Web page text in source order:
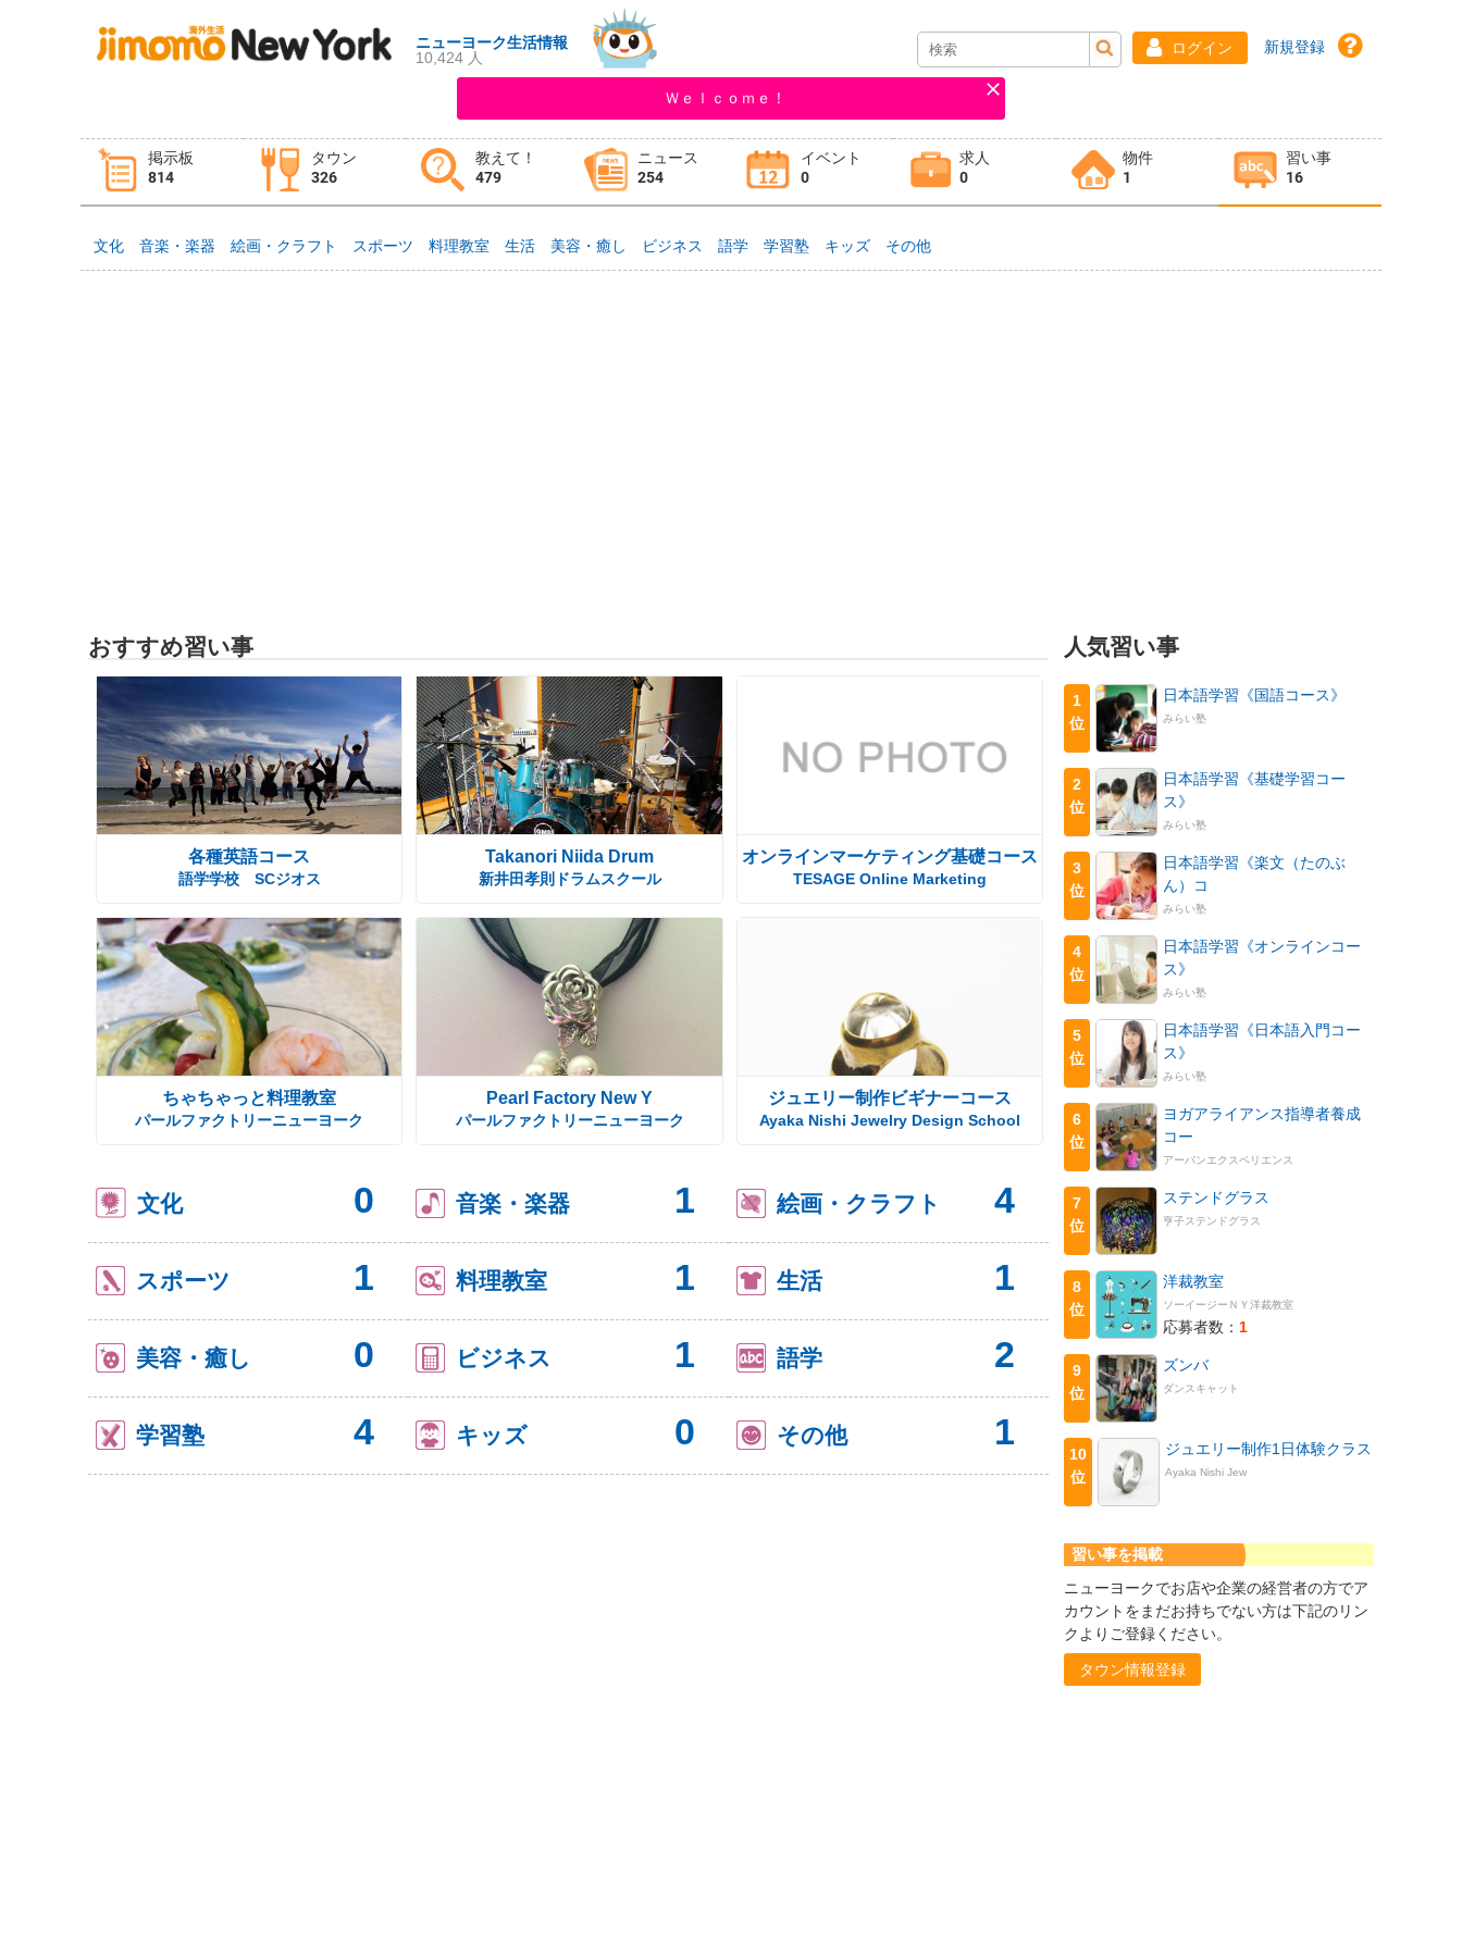
ニューヨーク生活情報
10,424 人
ログイン 新規登録
Ｗｅｌｃｏｍｅ！
掲示板
814
タウン
326
教えて！
479
ニュース
254
イベント
0
求人
0
物件
1
習い事
16
タウン情報
文化 音楽・楽器 絵画・クラフト スポーツ 料理教室 生活 美容・癒し ビジネス 語学 学習塾 キッズ その他
おすすめ習い事
各種英語コース
語学学校 SCジオス
Takanori Niida Drum
新井田孝則ドラムスクール
オンラインマーケティング基礎コース
TESAGE Online Marketing
ちゃちゃっと料理教室
パールファクトリーニューヨーク
Pearl Factory New Y
パールファクトリーニューヨーク
ジュエリー制作ビギナーコース
Ayaka Nishi Jewelry Design School
文化 0 音楽・楽器 1 絵画・クラフト 4
スポーツ 1 料理教室 1 生活 1
美容・癒し 0 ビジネス 1 語学 2
学習塾 4 キッズ 0 その他 1
人気習い事
1
位
日本語学習《国語コース》
みらい塾
2
位
日本語学習《基礎学習コー
ス》
みらい塾
3
位
日本語学習《楽文（たのぶ
ん）コ
みらい塾
4
位
日本語学習《オンラインコー
ス》
みらい塾
5
位
日本語学習《日本語入門コー
ス》
みらい塾
6
位
ヨガアライアンス指導者養成
コー
アーバンエクスペリエンス
7
位
ステンドグラス
亨子ステンドグラス
8
位
洋裁教室
ソーイージーＮＹ洋裁教室
応募者数： 1
9
位
ズンバ
ダンスキャット
10
位
ジュエリー制作1日体験クラス
Ayaka Nishi Jew
習い事を掲載
ニューヨークでお店や企業の経営者の方でア
カウントをまだお持ちでない方は下記のリン
クよりご登録ください。
タウン情報登録